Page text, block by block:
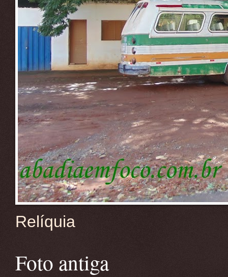
Relíquia
Foto antiga